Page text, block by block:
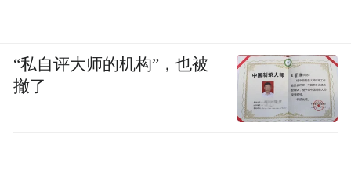
“私自评大师的机构”，也被
撤了